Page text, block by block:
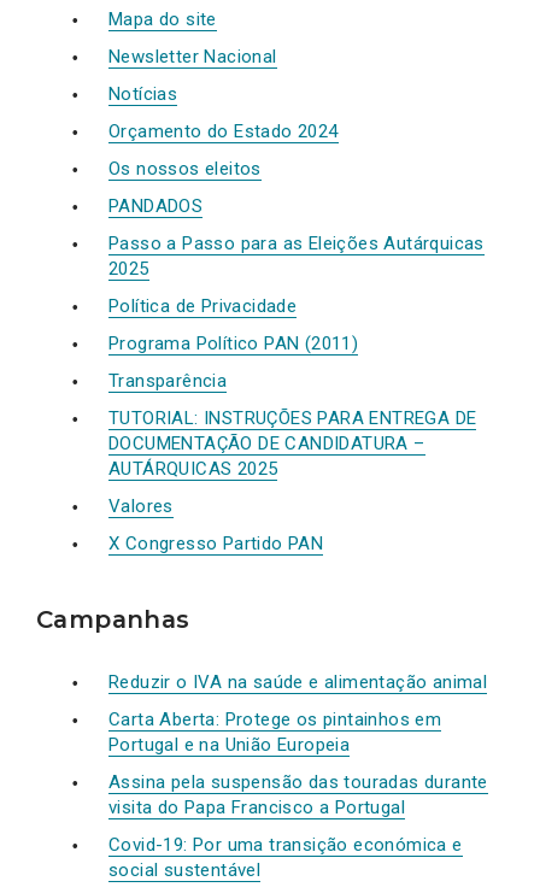
Mapa do site
Newsletter Nacional
Notícias
Orçamento do Estado 2024
Os nossos eleitos
PANDADOS
Passo a Passo para as Eleições Autárquicas
2025
Política de Privacidade
Programa Político PAN (2011)
Transparência
TUTORIAL: INSTRUÇÕES PARA ENTREGA DE
DOCUMENTAÇÃO DE CANDIDATURA –
AUTÁRQUICAS 2025
Valores
X Congresso Partido PAN
Campanhas
Reduzir o IVA na saúde e alimentação animal
Carta Aberta: Protege os pintainhos em
Portugal e na União Europeia
Assina pela suspensão das touradas durante
visita do Papa Francisco a Portugal
Covid-19: Por uma transição económica e
social sustentável